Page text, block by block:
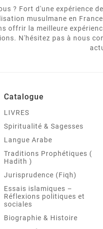
? Fort d'une expérience
musulmane en
offrir la meilleure
N'hésitez pas à nous
Catalogue
LIVRES
Spiritualité & Sagesses
Langue Arabe
Traditions Prophétiques (
Hadith )
Jurisprudence (Fiqh)
Essais islamiques –
Réflexions politiques et
sociales
Biographie & Histoire